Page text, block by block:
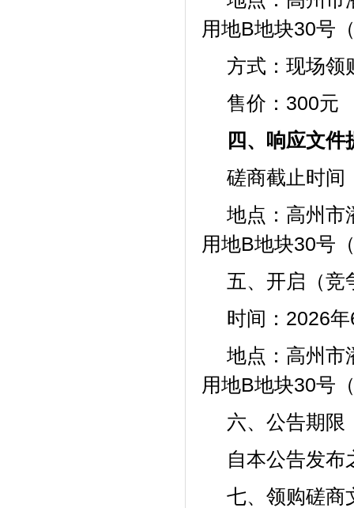
用地B地块30号
方式：现场领
售价： 300元
四、响应文件
磋商截止时间
地点： 高州市
用地B地块30号
五、开启（竞
时间：2026
地点： 高州市
用地B地块30号
六、公告期限
自本公告发布
七、领购磋商